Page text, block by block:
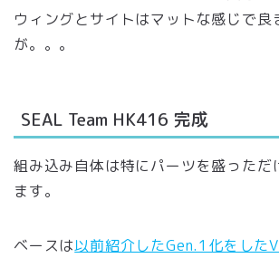
ウィングとサイトはマットな感じで良
が。。。
SEAL Team HK416 完成
組み込み自体は特にパーツを盛っただ
ます。
ベースは以前紹介したGen.1化をした